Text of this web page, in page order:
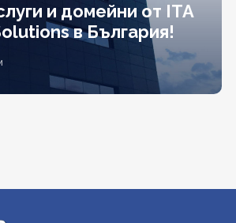
и домейни от ITA
в България!